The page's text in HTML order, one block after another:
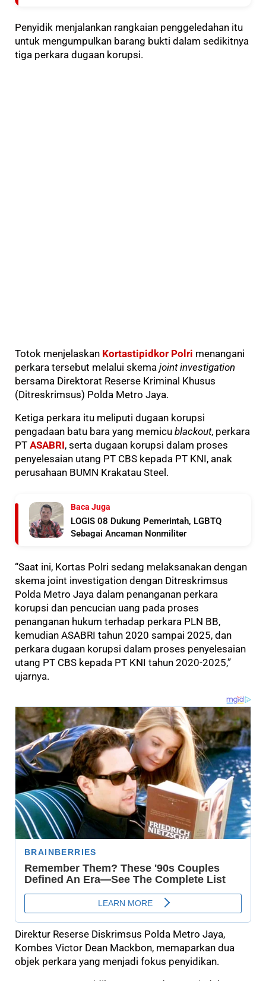
Penyidik menjalankan rangkaian penggeledahan itu
untuk mengumpulkan barang bukti dalam sedikitnya
tiga perkara dugaan korupsi.
Totok menjelaskan Kortastipidkor Polri menangani
perkara tersebut melalui skema joint investigation
bersama Direktorat Reserse Kriminal Khusus
(Ditreskrimsus) Polda Metro Jaya.
Ketiga perkara itu meliputi dugaan korupsi
pengadaan batu bara yang memicu blackout, perkara
PT ASABRI, serta dugaan korupsi dalam proses
penyelesaian utang PT CBS kepada PT KNI, anak
perusahaan BUMN Krakatau Steel.
Baca Juga
LOGIS 08 Dukung Pemerintah, LGBTQ
Sebagai Ancaman Nonmiliter
“Saat ini, Kortas Polri sedang melaksanakan dengan
skema joint investigation dengan Ditreskrimsus
Polda Metro Jaya dalam penanganan perkara
korupsi dan pencucian uang pada proses
penanganan hukum terhadap perkara PLN BB,
kemudian ASABRI tahun 2020 sampai 2025, dan
perkara dugaan korupsi dalam proses penyelesaian
utang PT CBS kepada PT KNI tahun 2020-2025,”
ujarnya.
Direktur Reserse Diskrimsus Polda Metro Jaya,
Kombes Victor Dean Mackbon, memaparkan dua
objek perkara yang menjadi fokus penyidikan.